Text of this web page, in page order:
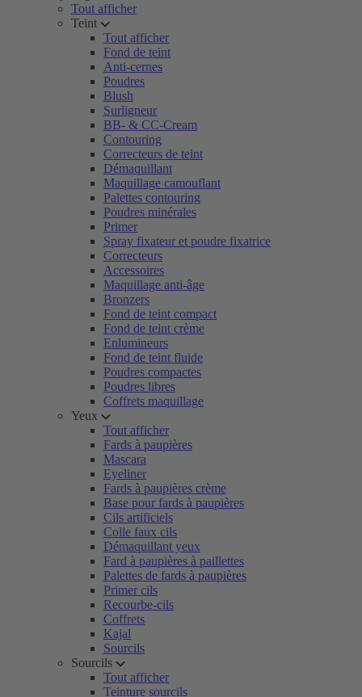
Tout afficher
Teint
Tout afficher
Fond de teint
Anti-cernes
Poudres
Blush
Surligneur
BB- & CC-Cream
Contouring
Correcteurs de teint
Démaquillant
Maquillage camouflant
Palettes contouring
Poudres minérales
Primer
Spray fixateur et poudre fixatrice
Correcteurs
Accessoires
Maquillage anti-âge
Bronzers
Fond de teint compact
Fond de teint crème
Enlumineurs
Fond de teint fluide
Poudres compactes
Poudres libres
Coffrets maquillage
Yeux
Tout afficher
Fards à paupières
Mascara
Eyeliner
Fards à paupières crème
Base pour fards à paupières
Cils artificiels
Colle faux cils
Démaquillant yeux
Fard à paupières à paillettes
Palettes de fards à paupières
Primer cils
Recourbe-cils
Coffrets
Kajal
Sourcils
Sourcils
Tout afficher
Teinture sourcils